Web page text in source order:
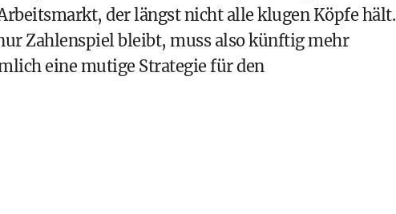
der längst nicht alle klugen Köpfe hält.
Zahlenspiel bleibt, muss also künftig mehr
eine mutige Strategie für den